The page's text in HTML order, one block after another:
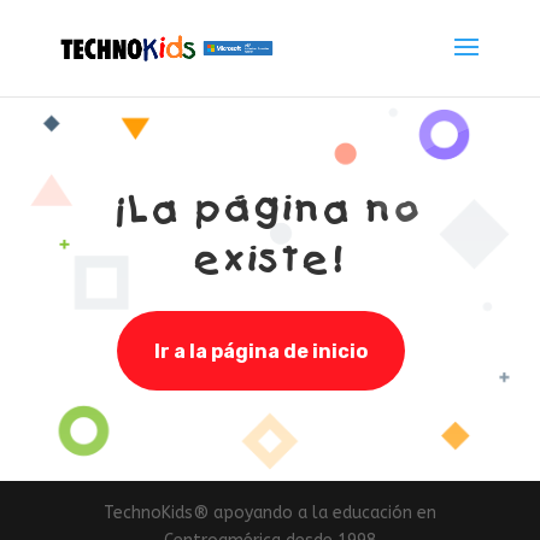
¡La página no
existe!
Ir a la página de inicio
TechnoKids® apoyando a la educación en